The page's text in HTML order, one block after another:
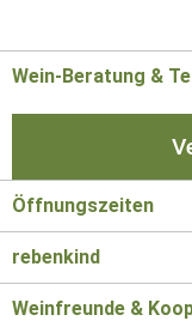
Wein-Beratung &
Öffnungszeiten
rebenkind
Weinfreunde &